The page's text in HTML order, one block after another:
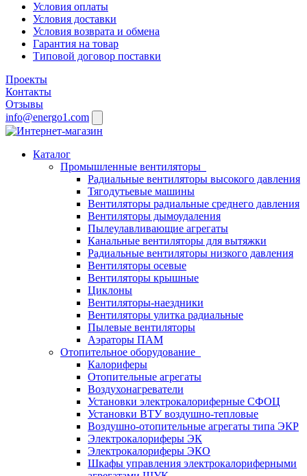
Условия оплаты
Условия доставки
Условия возврата и обмена
Гарантия на товар
Типовой договор поставки
Проекты
Контакты
Отзывы
info@energo1.com
Каталог
Промышленные вентиляторы
Радиальные вентиляторы высокого давления
Тягодутьевые машины
Вентиляторы радиальные среднего давления
Вентиляторы дымоудаления
Пылеулавливающие агрегаты
Канальные вентиляторы для вытяжки
Радиальные вентиляторы низкого давления
Вентиляторы осевые
Вентиляторы крышные
Циклоны
Вентиляторы-наездники
Вентиляторы улитка радиальные
Пылевые вентиляторы
Аэраторы ПАМ
Отопительное оборудование
Калориферы
Отопительные агрегаты
Воздухонагреватели
Установки электрокалориферные СФОЦ
Установки ВТУ воздушно-тепловые
Воздушно-отопительные агрегаты типа ЭКР
Электрокалориферы ЭК
Электрокалориферы ЭКО
Шкафы управления электрокалориферными